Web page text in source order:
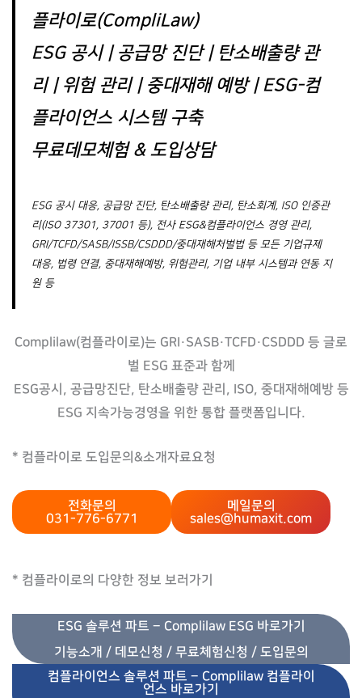
플라이로(CompliLaw)
ESG 공시 | 공급망 진단 | 탄소배출량 관
리 | 위험 관리 | 중대재해 예방 | ESG-컴
플라이언스 시스템 구축
무료데모체험 & 도입상담
ESG 공시 대응, 공급망 진단, 탄소배출량 관리, 탄소회계, ISO 인증관
리(ISO 37301, 37001 등), 전사 ESG&컴플라이언스 경영 관리,
GRI/TCFD/SASB/ISSB/CSDDD/중대재해처벌법 등 모든 기업규제
대응, 법령 연결, 중대재해예방, 위험관리, 기업 내부 시스템과 연동 지
원 등
Complilaw(컴플라이로)는 GRI·SASB·TCFD·CSDDD 등 글로
벌 ESG 표준과 함께
ESG공시, 공급망진단, 탄소배출량 관리, ISO, 중대재해예방 등
ESG 지속가능경영을 위한 통합 플랫폼입니다.
* 컴플라이로 도입문의&소개자료요청
전화문의
031-776-6771
메일문의
sales@humaxit.com
* 컴플라이로의 다양한 정보 보러가기
ESG 솔루션 파트 – Complilaw ESG 바로가기
기능소개 / 데모신청 / 무료체험신청 / 도입문의
컴플라이언스 솔루션 파트 – Complilaw 컴플라이
언스 바로가기